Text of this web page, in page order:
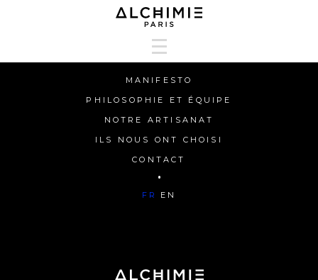
MANIFESTO
PHILOSOPHIE ET ÉQUIPE
ILS NOUS ONT CHOISI
MANIFESTO
PHILOSOPHIE ET ÉQUIPE
NOTRE ARTISANAT
ILS NOUS ONT CHOISI
CONTACT
FR EN